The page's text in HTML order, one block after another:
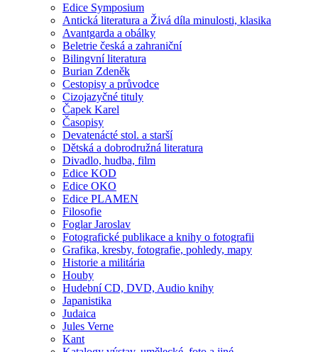
Edice Symposium
Antická literatura a Živá díla minulosti, klasika
Avantgarda a obálky
Beletrie česká a zahraniční
Bilingvní literatura
Burian Zdeněk
Cestopisy a průvodce
Cizojazyčné tituly
Čapek Karel
Časopisy
Devatenácté stol. a starší
Dětská a dobrodružná literatura
Divadlo, hudba, film
Edice KOD
Edice OKO
Edice PLAMEN
Filosofie
Foglar Jaroslav
Fotografické publikace a knihy o fotografii
Grafika, kresby, fotografie, pohledy, mapy
Historie a militária
Houby
Hudební CD, DVD, Audio knihy
Japanistika
Judaica
Jules Verne
Kant